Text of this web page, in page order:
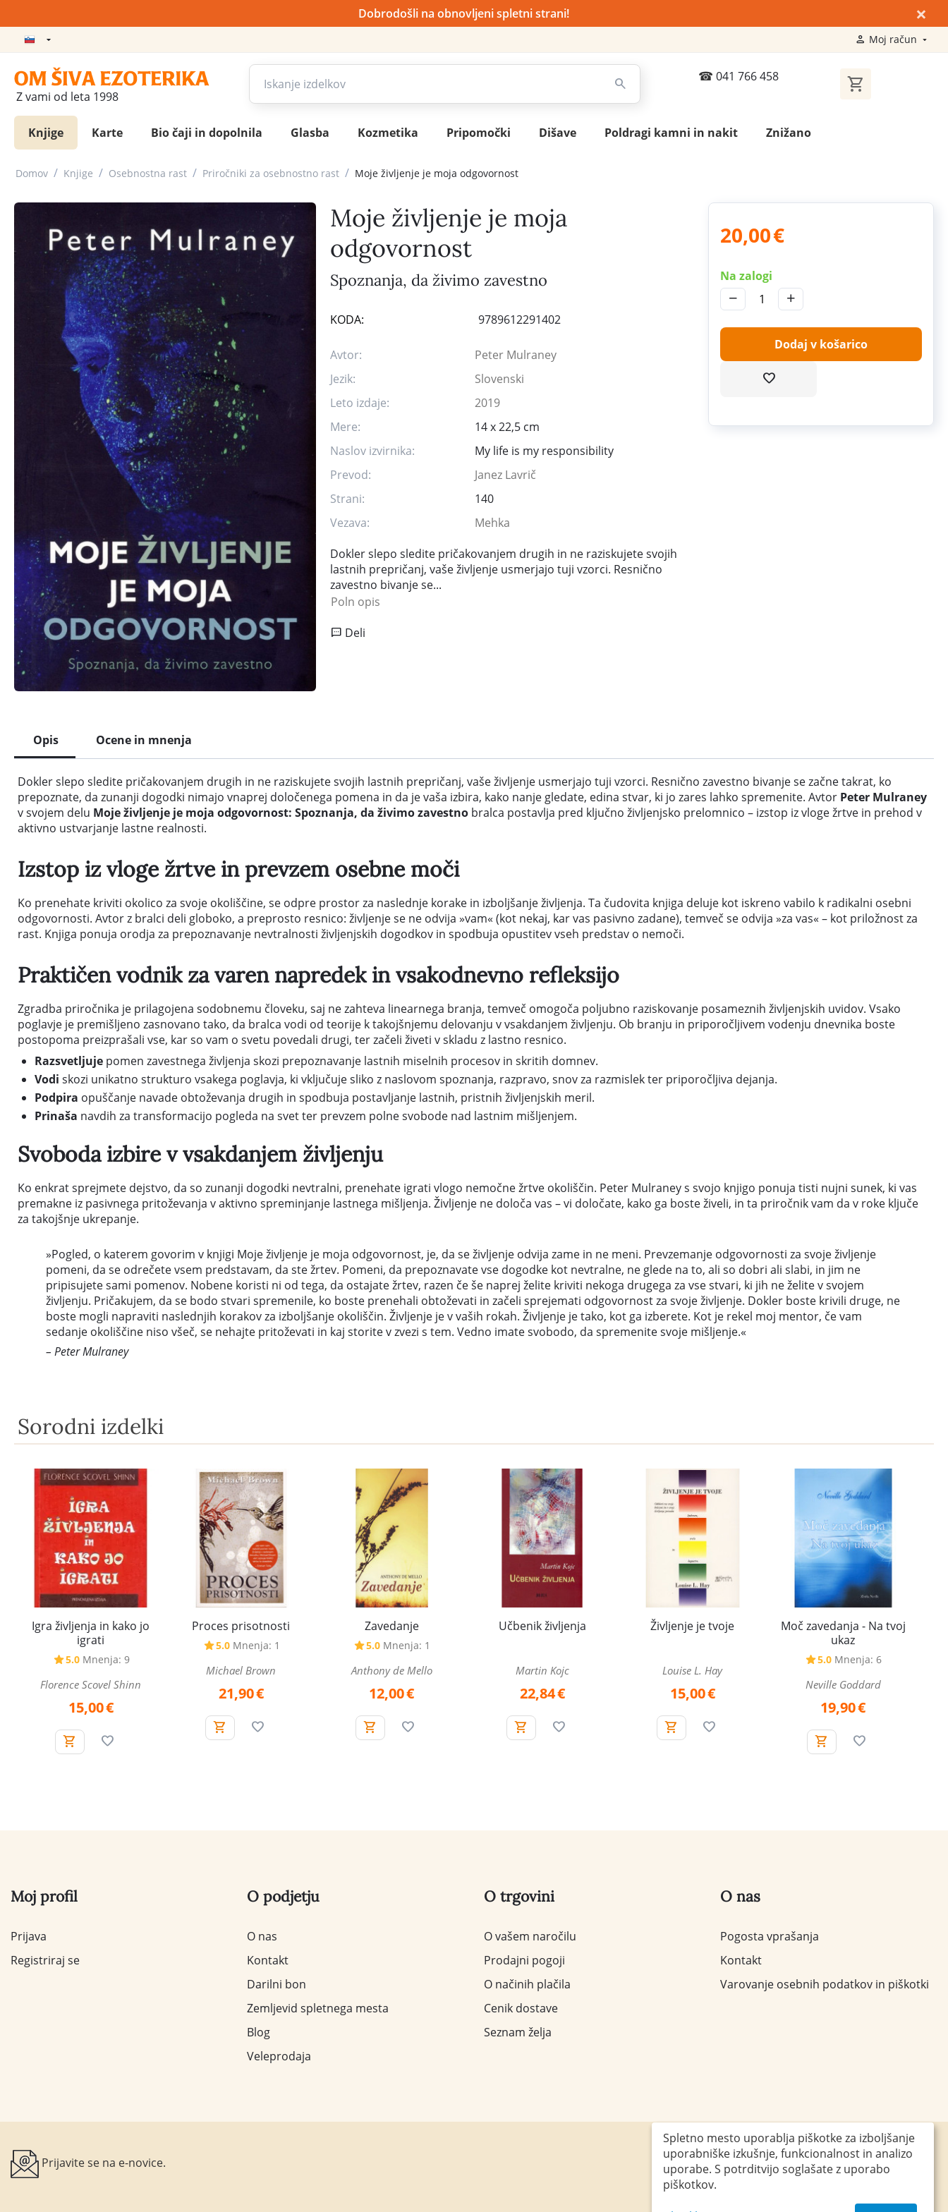
Dobrodošli na obnovljeni spletni strani! ×
Moj račun
Z vami od leta 1998
041 766 458
Knjige Karte Bio čaji in dopolnila Glasba Kozmetika Pripomočki Dišave Poldragi kamni in nakit Znižano
Domov / Knjige / Osebnostna rast / Priročniki za osebnostno rast / Moje življenje je moja odgovornost
Moje življenje je moja
odgovornost
Spoznanja, da živimo zavestno
KODA: 9789612291402
Avtor:
Peter Mulraney
Jezik:
Slovenski
Leto izdaje:
2019
Mere:
14 x 22,5 cm
Naslov izvirnika:
My life is my responsibility
Prevod:
Janez Lavrič
Strani:
140
Vezava:
Mehka
Dokler slepo sledite pričakovanjem drugih in ne raziskujete svojih
lastnih prepričanj, vaše življenje usmerjajo tuji vzorci. Resnično
zavestno bivanje se...
Poln opis
20,00€
Na zalogi
+
−
Dodaj v košarico
Deli
Opis Ocene in mnenja
Dokler slepo sledite pričakovanjem drugih in ne raziskujete svojih lastnih prepričanj, vaše življenje usmerjajo tuji vzorci. Resnično zavestno bivanje se začne takrat, ko
prepoznate, da zunanji dogodki nimajo vnaprej določenega pomena in da je vaša izbira, kako nanje gledate, edina stvar, ki jo zares lahko spremenite. Avtor Peter Mulraney
v svojem delu Moje življenje je moja odgovornost: Spoznanja, da živimo zavestno bralca postavlja pred ključno življenjsko prelomnico – izstop iz vloge žrtve in prehod v
aktivno ustvarjanje lastne realnosti.
Izstop iz vloge žrtve in prevzem osebne moči
Ko prenehate kriviti okolico za svoje okoliščine, se odpre prostor za naslednje korake in izboljšanje življenja. Ta čudovita knjiga deluje kot iskreno vabilo k radikalni osebni
odgovornosti. Avtor z bralci deli globoko, a preprosto resnico: življenje se ne odvija »vam« (kot nekaj, kar vas pasivno zadane), temveč se odvija »za vas« – kot priložnost za
rast. Knjiga ponuja orodja za prepoznavanje nevtralnosti življenjskih dogodkov in spodbuja opustitev vseh predstav o nemoči.
Praktičen vodnik za varen napredek in vsakodnevno refleksijo
Zgradba priročnika je prilagojena sodobnemu človeku, saj ne zahteva linearnega branja, temveč omogoča poljubno raziskovanje posameznih življenjskih uvidov. Vsako
poglavje je premišljeno zasnovano tako, da bralca vodi od teorije k takojšnjemu delovanju v vsakdanjem življenju. Ob branju in priporočljivem vodenju dnevnika boste
postopoma preizprašali vse, kar so vam o svetu povedali drugi, ter začeli živeti v skladu z lastno resnico.
Razsvetljuje pomen zavestnega življenja skozi prepoznavanje lastnih miselnih procesov in skritih domnev.
Vodi skozi unikatno strukturo vsakega poglavja, ki vključuje sliko z naslovom spoznanja, razpravo, snov za razmislek ter priporočljiva dejanja.
Podpira opuščanje navade obtoževanja drugih in spodbuja postavljanje lastnih, pristnih življenjskih meril.
Prinaša navdih za transformacijo pogleda na svet ter prevzem polne svobode nad lastnim mišljenjem.
Svoboda izbire v vsakdanjem življenju
Ko enkrat sprejmete dejstvo, da so zunanji dogodki nevtralni, prenehate igrati vlogo nemočne žrtve okoliščin. Peter Mulraney s svojo knjigo ponuja tisti nujni sunek, ki vas
premakne iz pasivnega pritoževanja v aktivno spreminjanje lastnega mišljenja. Življenje ne določa vas – vi določate, kako ga boste živeli, in ta priročnik vam da v roke ključe
za takojšnje ukrepanje.
»Pogled, o katerem govorim v knjigi Moje življenje je moja odgovornost, je, da se življenje odvija zame in ne meni. Prevzemanje odgovornosti za svoje življenje
pomeni, da se odrečete vsem predstavam, da ste žrtev. Pomeni, da prepoznavate vse dogodke kot nevtralne, ne glede na to, ali so dobri ali slabi, in jim ne
pripisujete sami pomenov. Nobene koristi ni od tega, da ostajate žrtev, razen če še naprej želite kriviti nekoga drugega za vse stvari, ki jih ne želite v svojem
življenju. Pričakujem, da se bodo stvari spremenile, ko boste prenehali obtoževati in začeli sprejemati odgovornost za svoje življenje. Dokler boste krivili druge, ne
boste mogli napraviti naslednjih korakov za izboljšanje okoliščin. Življenje je v vaših rokah. Življenje je tako, kot ga izberete. Kot je rekel moj mentor, če vam
sedanje okoliščine niso všeč, se nehajte pritoževati in kaj storite v zvezi s tem. Vedno imate svobodo, da spremenite svoje mišljenje.«
– Peter Mulraney
Sorodni izdelki
Igra življenja in kako jo
igrati
5.0 Mnenja: 9
Florence Scovel Shinn
15,00€
Proces prisotnosti
5.0 Mnenja: 1
Michael Brown
21,90€
Zavedanje
5.0 Mnenja: 1
Anthony de Mello
12,00€
Učbenik življenja
Martin Kojc
22,84€
Življenje je tvoje
Louise L. Hay
15,00€
Moč zavedanja - Na tvoj
ukaz
5.0 Mnenja: 6
Neville Goddard
19,90€
Moj profil
Prijava
Registriraj se
O podjetju
O nas
Kontakt
Darilni bon
Zemljevid spletnega mesta
Blog
Veleprodaja
O trgovini
O vašem naročilu
Prodajni pogoji
O načinih plačila
Cenik dostave
Seznam želja
O nas
Pogosta vprašanja
Kontakt
Varovanje osebnih podatkov in piškotki
Prijavite se na e-novice. Obiščite nas
Spletno mesto uporablja piškotke za izboljšanje
uporabniške izkušnje, funkcionalnost in analizo
uporabe. S potrditvijo soglašate z uporabo
piškotkov.